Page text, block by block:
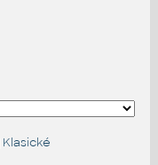
Klasické